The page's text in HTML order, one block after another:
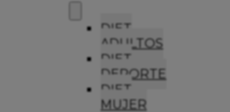
DIET
ADULTOS
DIET
DEPORTE
DIET
MUJER